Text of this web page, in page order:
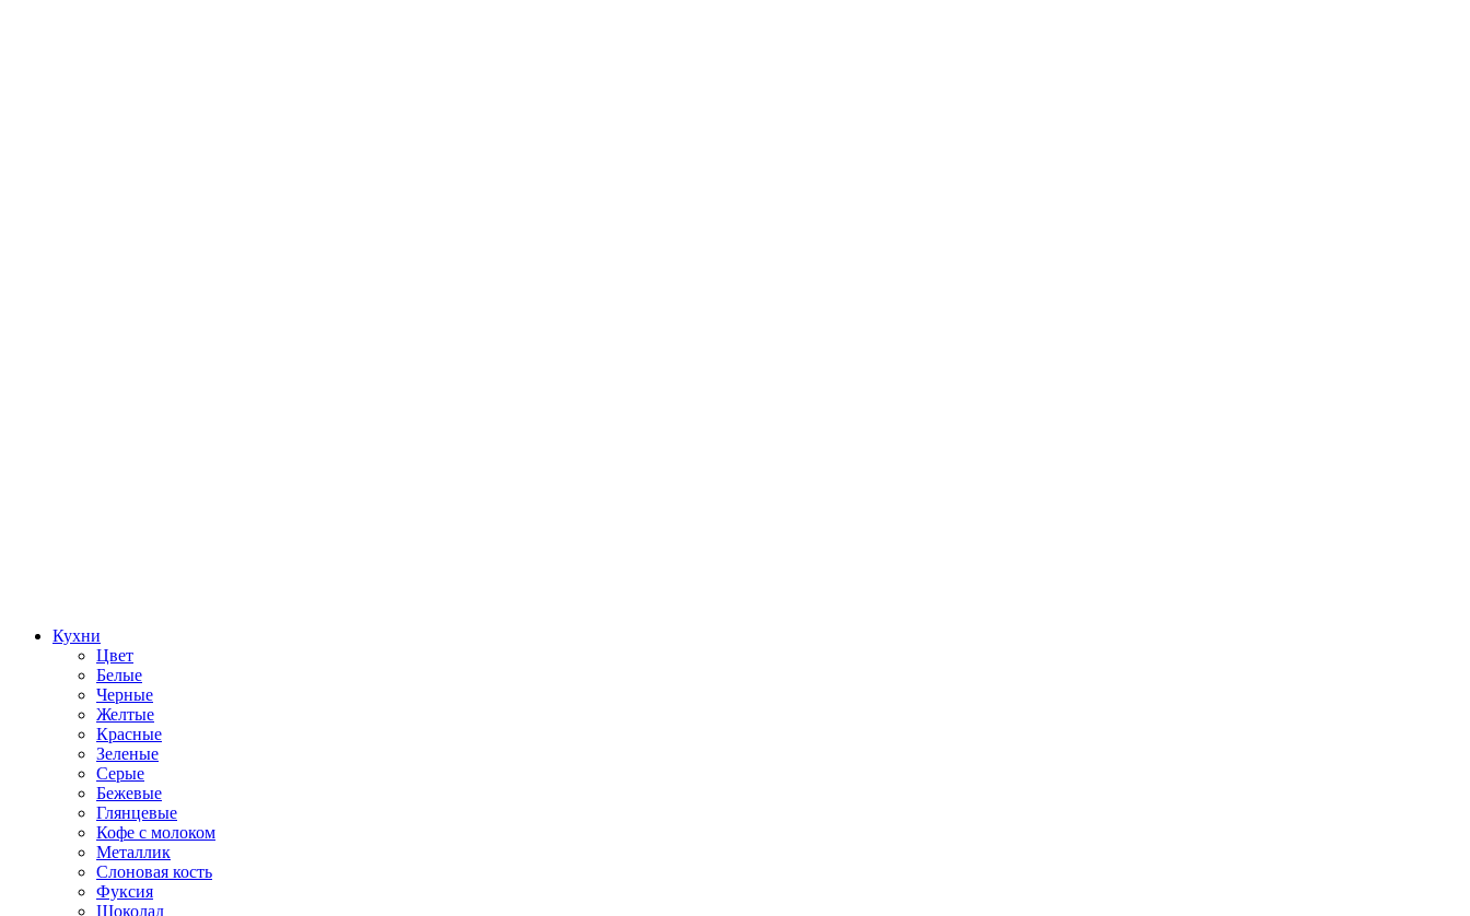
Кухни
Цвет
Белые
Черные
Желтые
Красные
Зеленые
Серые
Бежевые
Глянцевые
Кофе с молоком
Металлик
Слоновая кость
Фуксия
Шоколад